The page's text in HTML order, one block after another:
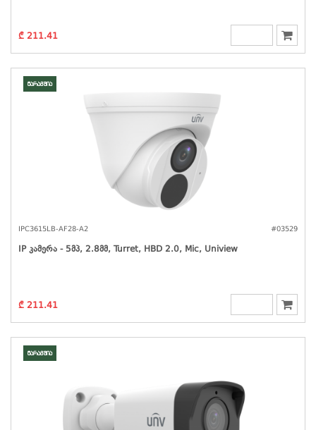
₾ 211.41
მარაგშია
IPC3615LB-AF28-A2 #03529
IP Კამერა - 5მპ, 2.8მმ, Turret, HBD 2.0, Mic, Uniview
₾ 211.41
მარაგშია